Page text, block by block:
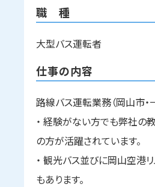
職 種
大型バス運転者
仕事の内容
路線バス運転業務（岡山市・
・ 経験がない方でも弊社の
の方が活躍されています。
・ 観光バス並びに岡山空港
もあります。